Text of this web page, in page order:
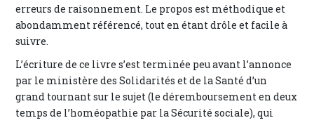
erreurs de raisonnement. Le propos est méthodique et
abondamment référencé, tout en étant drôle et facile à
suivre.
L’écriture de ce livre s’est terminée peu avant l’annonce
par le ministère des Solidarités et de la Santé d’un
grand tournant sur le sujet (le déremboursement en deux
temps de l’homéopathie par la Sécurité sociale), qui